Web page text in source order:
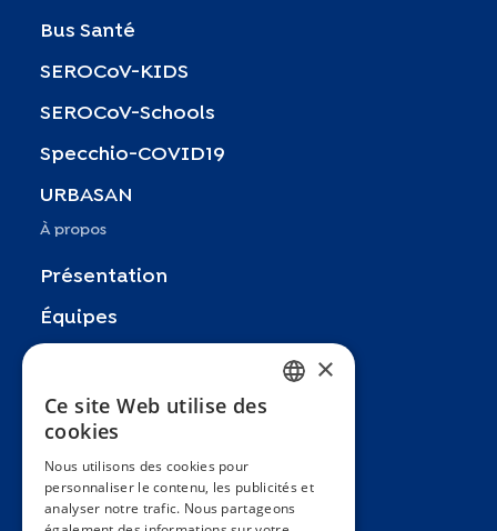
Bus Santé
SEROCoV-KIDS
SEROCoV-Schools
Specchio-COVID19
URBASAN
À propos
Présentation
Équipes
Recherches
Zoom In
FAQ
Contact
FRENCH
SPANISH
GERMAN
×
Ce site Web utilise des
cookies
Nous utilisons des cookies pour
personnaliser le contenu, les publicités et
analyser notre trafic. Nous partageons